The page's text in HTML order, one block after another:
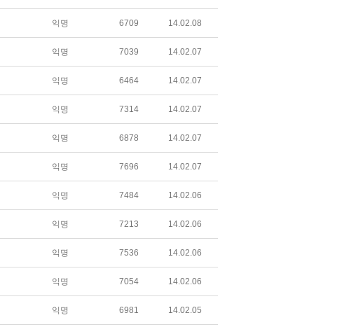
익명 6709 14.02.08
익명 7039 14.02.07
익명 6464 14.02.07
익명 7314 14.02.07
익명 6878 14.02.07
익명 7696 14.02.07
익명 7484 14.02.06
익명 7213 14.02.06
익명 7536 14.02.06
익명 7054 14.02.06
익명 6981 14.02.05